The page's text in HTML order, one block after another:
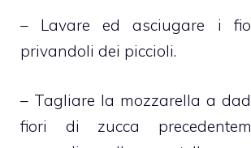
– Lavare ed asciugare i
privandoli dei piccioli.
– Tagliare la mozzarella a
fiori di zucca